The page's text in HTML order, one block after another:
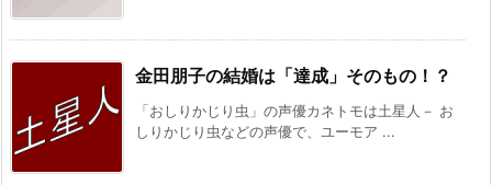
金田朋子の結婚は「達成」そのもの！？
「おしりかじり虫」の声優カネトモは土星人－ お
しりかじり虫などの声優で、ユーモア ...